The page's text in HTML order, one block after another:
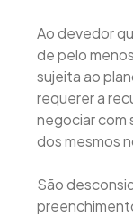
Ao devedor
de pelo
sujeita ao
requerer a
negociar com
dos mesmos
São